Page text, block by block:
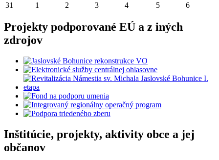
31 1 2 3 4 5 6
Projekty podporované EÚ a z iných
zdrojov
Inštitúcie, projekty, aktivity obce a jej
občanov